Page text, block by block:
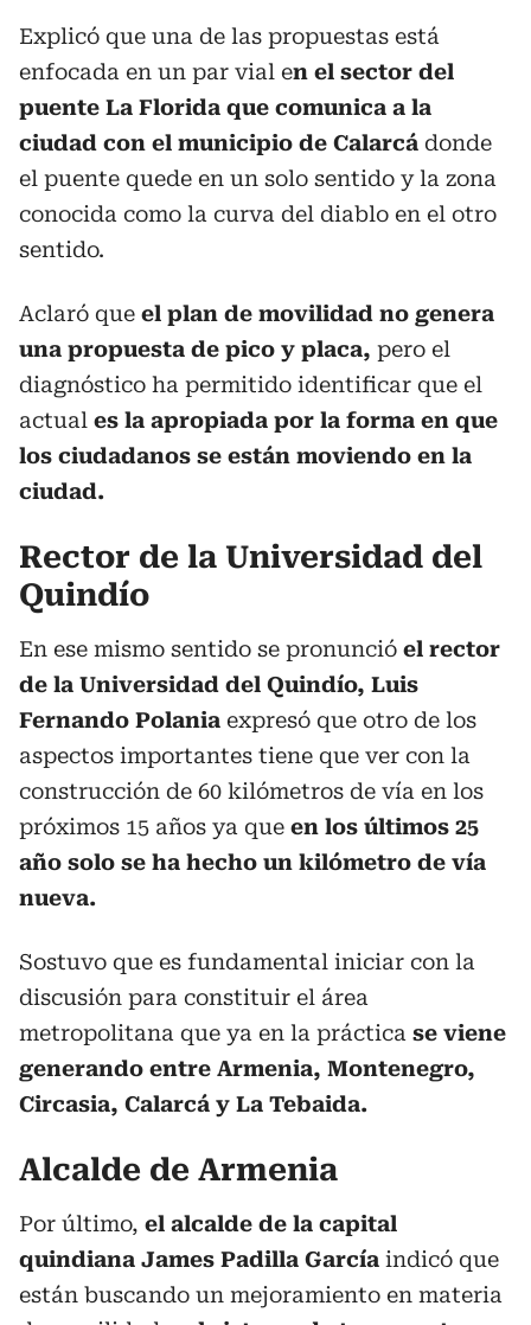
Explicó que una de las propuestas está
enfocada en un par vial en el sector del
puente La Florida que comunica a la
ciudad con el municipio de Calarcá donde
el puente quede en un solo sentido y la zona
conocida como la curva del diablo en el otro
sentido.
Aclaró que el plan de movilidad no genera
una propuesta de pico y placa, pero el
diagnóstico ha permitido identificar que el
actual es la apropiada por la forma en que
los ciudadanos se están moviendo en la
ciudad.
Rector de la Universidad del
Quindío
En ese mismo sentido se pronunció el rector
de la Universidad del Quindío, Luis
Fernando Polania expresó que otro de los
aspectos importantes tiene que ver con la
construcción de 60 kilómetros de vía en los
próximos 15 años ya que en los últimos 25
año solo se ha hecho un kilómetro de vía
nueva.
Sostuvo que es fundamental iniciar con la
discusión para constituir el área
metropolitana que ya en la práctica se viene
generando entre Armenia, Montenegro,
Circasia, Calarcá y La Tebaida.
Alcalde de Armenia
Por último, el alcalde de la capital
quindiana James Padilla García indicó que
están buscando un mejoramiento en materia